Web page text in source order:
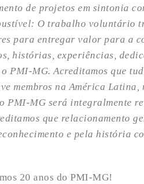
de projetos em sintonia
O trabalho voluntário
para entregar valor para a
histórias, experiências,
PMI-MG. Acreditamos que
membros na América
PMI-MG será integralmente
que relacionamento
e pela história
20 anos do PMI-MG!